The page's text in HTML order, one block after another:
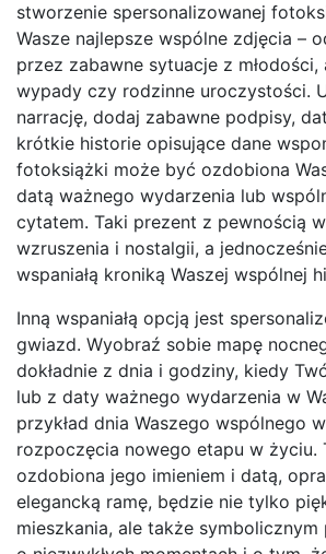
stworzenie spersonalizowanej
Wasze najlepsze wspólne zdjęcia –
przez zabawne sytuacje z
wypady czy rodzinne uroczystości.
narrację, dodaj zabawne podpisy,
krótkie historie opisujące dane
fotoksiążki może być ozdobiona
datą ważnego wydarzenia lub
cytatem. Taki prezent z pewnością
wzruszenia i nostalgii, a
wspaniałą kroniką Waszej wspólnej
Inną wspaniałą opcją jest
gwiazd. Wyobraź sobie mapę
dokładnie z dnia i godziny, kiedy
lub z daty ważnego wydarzenia w
przykład dnia Waszego wspólnego
rozpoczęcia nowego etapu w życiu.
ozdobiona jego imieniem i datą,
elegancką ramę, będzie nie tylko
mieszkania, ale także symbolicznym